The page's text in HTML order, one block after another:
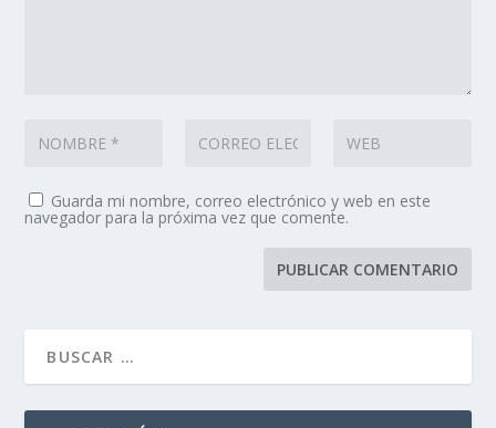
Guarda mi nombre, correo electrónico y web en este
navegador para la próxima vez que comente.